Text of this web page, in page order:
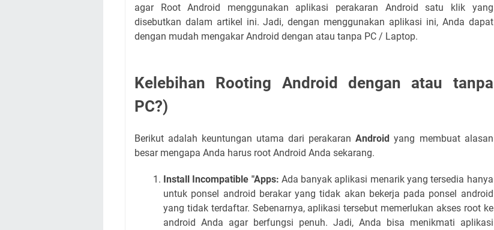
agar Root Android menggunakan aplikasi perakaran Android satu klik yang
disebutkan dalam artikel ini. Jadi, dengan menggunakan aplikasi ini, Anda dapat
dengan mudah mengakar Android dengan atau tanpa PC / Laptop.
Kelebihan Rooting Android dengan atau tanpa
PC?)
Berikut adalah keuntungan utama dari perakaranAndroid yang membuat alasan
besar mengapa Anda harus root Android Anda sekarang.
Install Incompatible "Apps: Ada banyak aplikasi menarik yang tersedia hanya
untuk ponsel android berakar yang tidak akan bekerja pada ponsel android
yang tidak terdaftar. Sebenarnya, aplikasi tersebut memerlukan akses root ke
android Anda agar berfungsi penuh. Jadi, Anda bisa menikmati aplikasi